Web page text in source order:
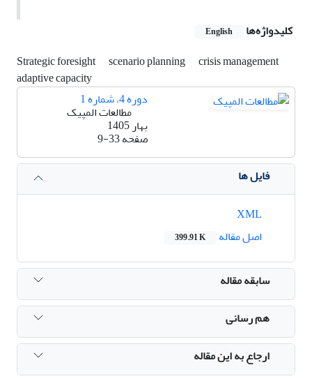
کلیدواژه‌ها
English
Strategic foresight scenario planning
crisis management
adaptive capacity
دوره 4، شماره 1
مطالعات المپیک
بهار 1405
صفحه9-33
فایل ها
اصل مقاله
399.91 K
سابقه مقاله
هم رسانی
ارجاع به این مقاله